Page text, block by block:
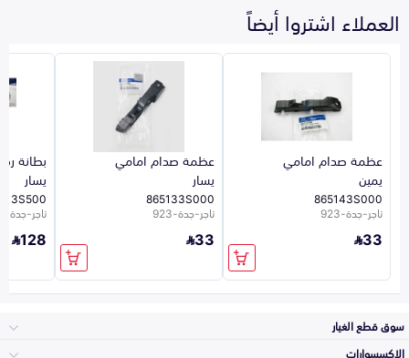
العملاء اشتروا أيضاً
عظمة صدام امامي
يمين
865143S000
تاجر-جدة-923
33
عظمة صدام امامي
يسار
865133S000
تاجر-جدة-923
33
بطانة
يسار
تاجر-جدة-923
128
سوق قطع الغيار
الاكسسوارات